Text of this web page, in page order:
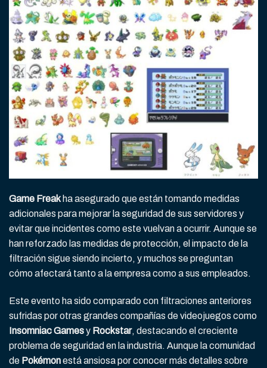
Game Freakha asegurado que están tomando medidas
adicionales para mejorar la seguridad de sus servidores y
evitar que incidentes como este vuelvan a ocurrir. Aunque se
han reforzado las medidas de protección, el impacto de la
filtración sigue siendo incierto, y muchos se preguntan
cómo afectará tanto a la empresa como a sus empleados.
Este evento ha sido comparado con filtraciones anteriores
sufridas por otras grandes compañías de videojuegos como
Insomniac Gamesy Rockstar, destacando el creciente
problema de seguridad en la industria. Aunque la comunidad
de Pokémonestá ansiosa por conocer más detalles sobre